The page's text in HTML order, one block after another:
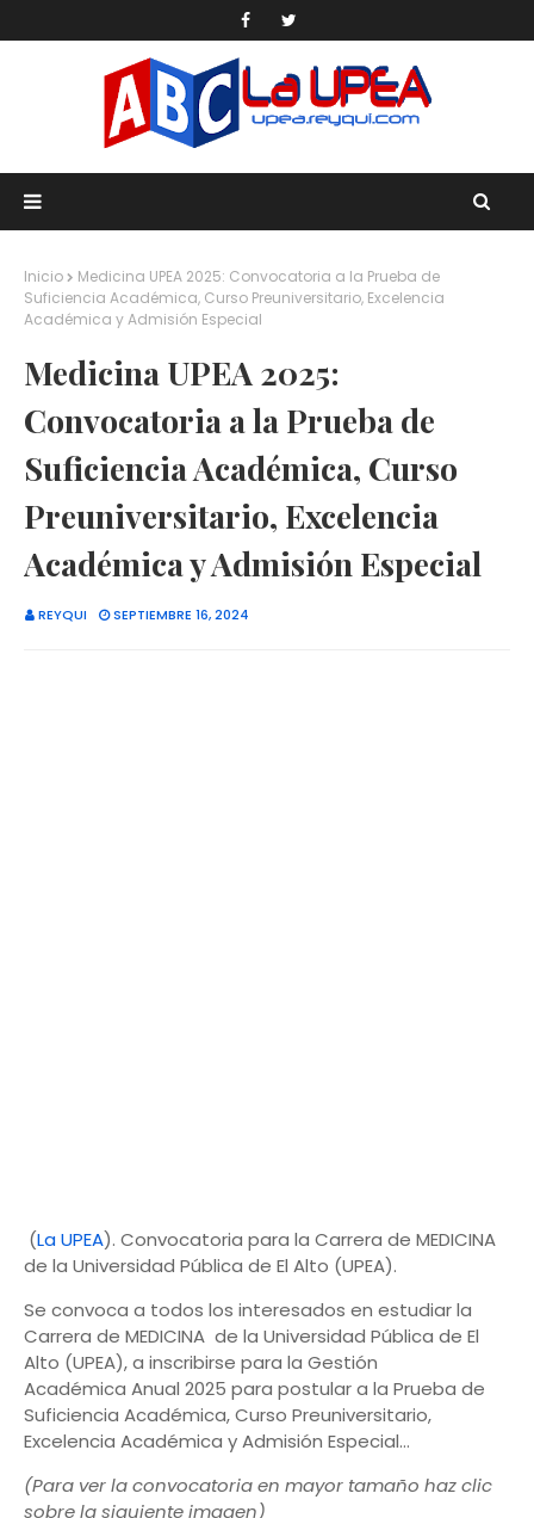
Inicio
Medicina UPEA 2025: Convocatoria a la Prueba de
Suficiencia Académica, Curso Preuniversitario, Excelencia
Académica y Admisión Especial
Medicina UPEA 2025:
Convocatoria a la Prueba de
Suficiencia Académica, Curso
Preuniversitario, Excelencia
Académica y Admisión Especial
REYQUI SEPTIEMBRE 16, 2024
(La UPEA). Convocatoria para la Carrera de MEDICINA
de la Universidad Pública de El Alto (UPEA).
Se convoca a todos los interesados en estudiar la
Carrera de MEDICINA de la Universidad Pública de El
Alto (UPEA), a inscribirse para la Gestión
Académica Anual 2025 para postular a la Prueba de
Suficiencia Académica, Curso Preuniversitario,
Excelencia Académica y Admisión Especial…
(Para ver la convocatoria en mayor tamaño haz clic
sobre la siguiente imagen)